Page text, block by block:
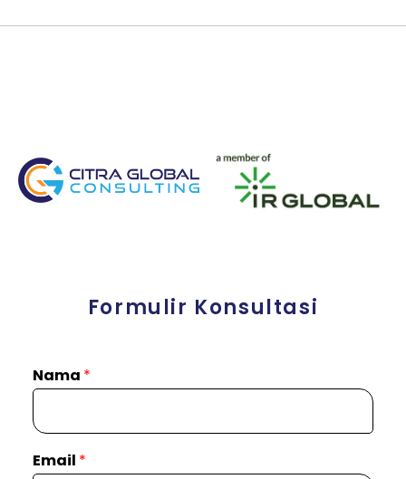
Formulir Konsultasi
Nama *
Email *